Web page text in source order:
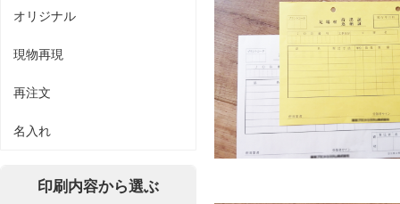
オリジナル
現物再現
再注文
名入れ
印刷内容から選ぶ